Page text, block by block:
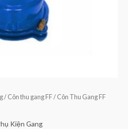
/ Côn thu gang FF/ Côn Thu Gang FF
Kiện Gang